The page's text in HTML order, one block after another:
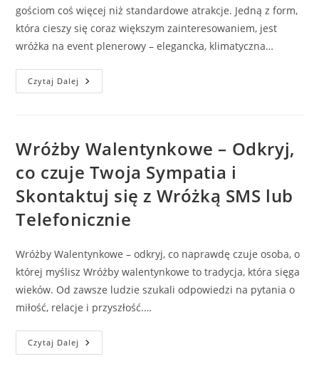
gościom coś więcej niż standardowe atrakcje. Jedną z form,
która cieszy się coraz większym zainteresowaniem, jest
wróżka na event plenerowy – elegancka, klimatyczna…
Czytaj Dalej Eventy
Plenerowe
Atrakcja
Na
Na
Świeżym
Powietrzu
Wróżby Walentynkowe – Odkryj,
co czuje Twoja Sympatia i
Skontaktuj się z Wróżką SMS lub
Telefonicznie
Wróżby Walentynkowe – odkryj, co naprawdę czuje osoba, o
której myślisz Wróżby walentynkowe to tradycja, która sięga
wieków. Od zawsze ludzie szukali odpowiedzi na pytania o
miłość, relacje i przyszłość.…
Czytaj Dalej Wróżby
Walentynkowe